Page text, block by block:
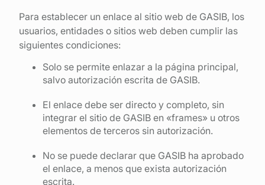
Para establecer un enlace al sitio web de GASIB, los
usuarios, entidades o sitios web deben cumplir las
siguientes condiciones:
Solo se permite enlazar a la página principal,
salvo autorización escrita de GASIB.
El enlace debe ser directo y completo, sin
integrar el sitio de GASIB en «frames» u otros
elementos de terceros sin autorización.
No se puede declarar que GASIB ha aprobado
el enlace, a menos que exista autorización
escrita.